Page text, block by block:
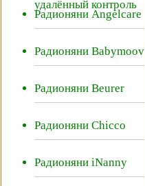
удалённый контроль
Радионяни Angelcare
Радионяни Babymoov
Радионяни Beurer
Радионяни Chicco
Радионяни iNanny